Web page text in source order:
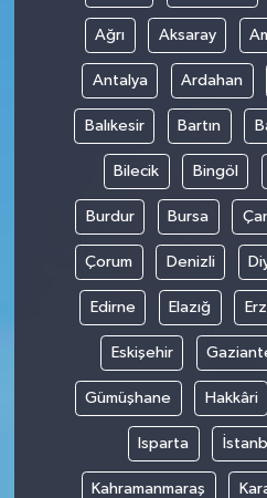
Ağrı Aksaray
Antalya Ardahan
Balıkesir Bartın
Bilecik Bingöl
Burdur Bursa
Çorum Denizli
Edirne Elazığ
Eskişehir
Gümüşhane Hakkâri
Isparta
Kahramanmaraş